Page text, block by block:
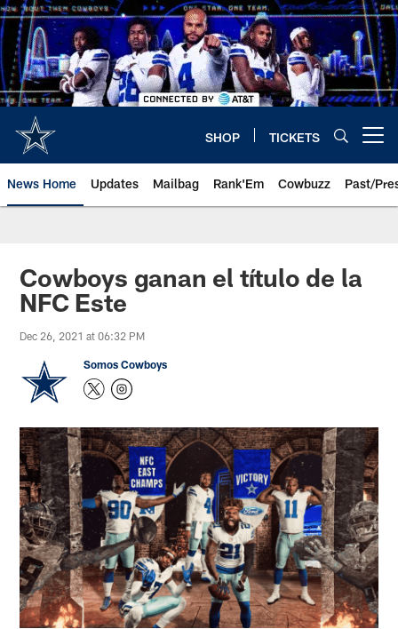
Skip
to
main
content
SHOP TICKETS
News Home Updates Mailbag Rank'Em Cowbuzz Past/
Cowboys ganan el título de la
NFC Este
Dec 26, 2021 at 06:32 PM
Somos Cowboys